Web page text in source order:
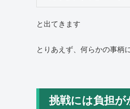
と出てきます
とりあえず、何らかの事柄
挑戦には負担が